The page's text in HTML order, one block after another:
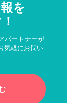
を
パートナーが
気軽にお問い